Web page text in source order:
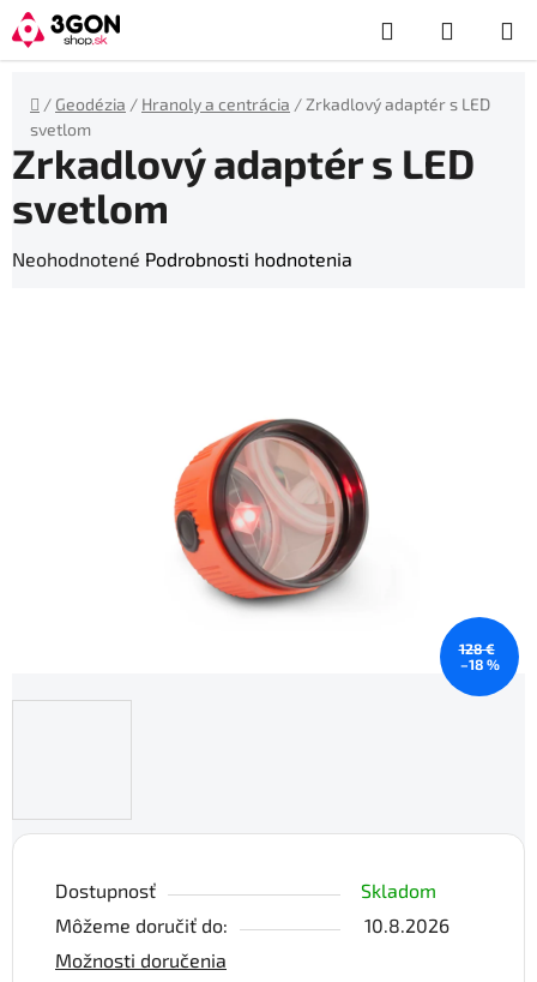
Prejsť
na
obsah
Hľadať
KOŠÍK
Domov
/ Geodézia / Hranoly a centrácia / Zrkadlový adaptér s LED
svetlom
Dostupnosť
Skladom
Môžeme doručiť do:
10.8.2026
Možnosti doručenia
Zrkadlový adaptér s LED
svetlom
Priemerné
Neohodnotené Podrobnosti hodnotenia
128 €
–18 %